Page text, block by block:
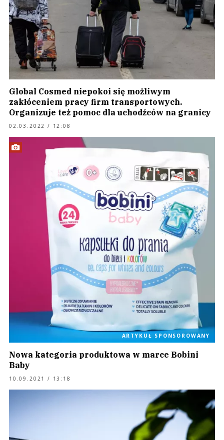
Global Cosmed niepokoi się możliwym
zakłóceniem pracy firm transportowych.
Organizuje też pomoc dla uchodźców na granicy
02.03.2022 / 12:08
ARTYKUŁ SPONSOROWANY
Nowa kategoria produktowa w marce Bobini
Baby
10.09.2021 / 13:18